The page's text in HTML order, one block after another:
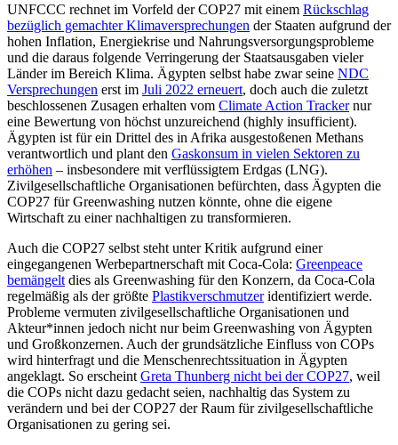
UNFCCC rechnet im Vorfeld der COP27 mit einem Rückschlag
bezüglich gemachter Klimaversprechungen der Staaten aufgrund der
hohen Inflation, Energiekrise und Nahrungsversorgungsprobleme
und die daraus folgende Verringerung der Staatsausgaben vieler
Länder im Bereich Klima. Ägypten selbst habe zwar seine NDC
Versprechungen erst im Juli 2022 erneuert, doch auch die zuletzt
beschlossenen Zusagen erhalten vom Climate Action Trackernur
eine Bewertung von höchst unzureichend (highly insufficient).
Ägypten ist für ein Drittel des in Afrika ausgestoßenen Methans
verantwortlich und plant den Gaskonsum in vielen Sektoren zu
erhöhen – insbesondere mit verflüssigtem Erdgas (LNG).
Zivilgesellschaftliche Organisationen befürchten, dass Ägypten die
COP27 für Greenwashing nutzen könnte, ohne die eigene
Wirtschaft zu einer nachhaltigen zu transformieren.
Auch die COP27 selbst steht unter Kritik aufgrund einer
eingegangenen Werbepartnerschaft mit Coca-Cola: Greenpeace
bemängelt dies als Greenwashing für den Konzern, da Coca-Cola
regelmäßig als der größte Plastikverschmutzeridentifiziert werde.
Probleme vermuten zivilgesellschaftliche Organisationen und
Akteur*innen jedoch nicht nur beim Greenwashing von Ägypten
und Großkonzernen. Auch der grundsätzliche Einfluss von COPs
wird hinterfragt und die Menschenrechtssituation in Ägypten
angeklagt. So erscheint Greta Thunberg nicht bei der COP27, weil
die COPs nicht dazu gedacht seien, nachhaltig das System zu
verändern und bei der COP27 der Raum für zivilgesellschaftliche
Organisationen zu gering sei.